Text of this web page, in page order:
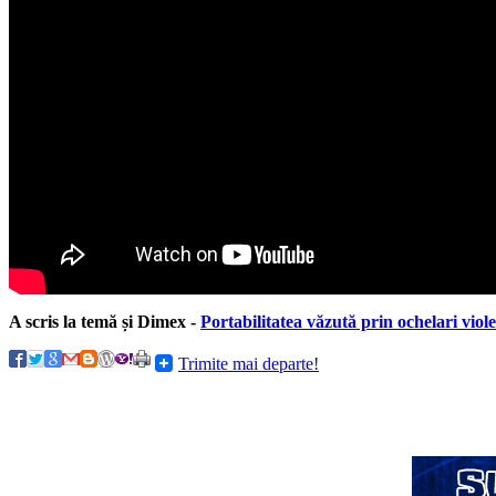
A scris la temă și Dimex - Portabilitatea văzută prin ochelari
Trimite mai departe!